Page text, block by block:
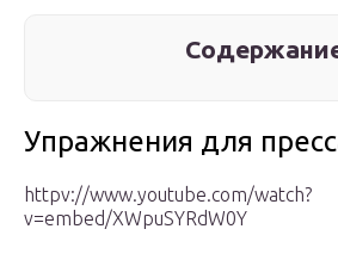
Упражнения для
httpv://www.youtube.com/watch?
v=embed/XWpuSYRdW0Y